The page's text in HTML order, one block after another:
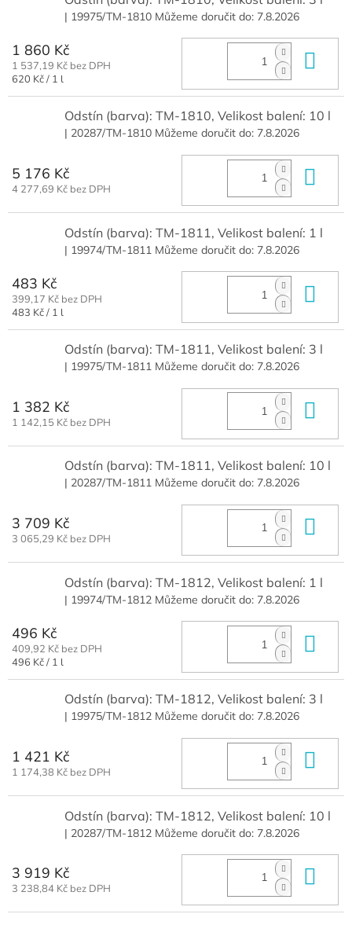
| 19975/TM-1810 Můžeme doručit do: 7.8.2026
1 860 Kč
1 537,19 Kč bez DPH
Měrná
620 Kč / 1 l
Odstín (barva): TM-1810, Velikost balení: 10 l
| 20287/TM-1810 Můžeme doručit do: 7.8.2026
5 176 Kč
4 277,69 Kč bez DPH
Odstín (barva): TM-1811, Velikost balení: 1 l
| 19974/TM-1811 Můžeme doručit do: 7.8.2026
483 Kč
399,17 Kč bez DPH
Měrná
483 Kč / 1 l
Odstín (barva): TM-1811, Velikost balení: 3 l
| 19975/TM-1811 Můžeme doručit do: 7.8.2026
1 382 Kč
1 142,15 Kč bez DPH
Odstín (barva): TM-1811, Velikost balení: 10 l
| 20287/TM-1811 Můžeme doručit do: 7.8.2026
3 709 Kč
3 065,29 Kč bez DPH
Odstín (barva): TM-1812, Velikost balení: 1 l
| 19974/TM-1812 Můžeme doručit do: 7.8.2026
496 Kč
409,92 Kč bez DPH
Měrná
496 Kč / 1 l
Odstín (barva): TM-1812, Velikost balení: 3 l
| 19975/TM-1812 Můžeme doručit do: 7.8.2026
1 421 Kč
1 174,38 Kč bez DPH
Odstín (barva): TM-1812, Velikost balení: 10 l
| 20287/TM-1812 Můžeme doručit do: 7.8.2026
3 919 Kč
3 238,84 Kč bez DPH